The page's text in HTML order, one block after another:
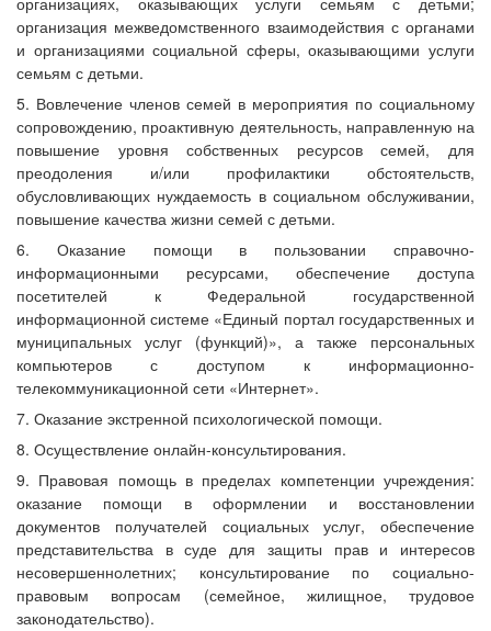
организация межведомственного взаимодействия с органами
и организациями социальной сферы, оказывающими услуги
семьям с детьми.
5. Вовлечение членов семей в мероприятия по социальному
сопровождению, проактивную деятельность, направленную на
повышение уровня собственных ресурсов семей, для
преодоления и/или профилактики обстоятельств,
обусловливающих нуждаемость в социальном обслуживании,
повышение качества жизни семей с детьми.
6. Оказание помощи в пользовании справочно-
информационными ресурсами, обеспечение доступа
посетителей к Федеральной государственной
информационной системе «Единый портал государственных и
муниципальных услуг (функций)», а также персональных
компьютеров с доступом к информационно-
телекоммуникационной сети «Интернет».
7. Оказание экстренной психологической помощи.
8. Осуществление онлайн-консультирования.
9. Правовая помощь в пределах компетенции учреждения:
оказание помощи в оформлении и восстановлении
документов получателей социальных услуг, обеспечение
представительства в суде для защиты прав и интересов
несовершеннолетних; консультирование по социально-
правовым вопросам (семейное, жилищное, трудовое
законодательство).